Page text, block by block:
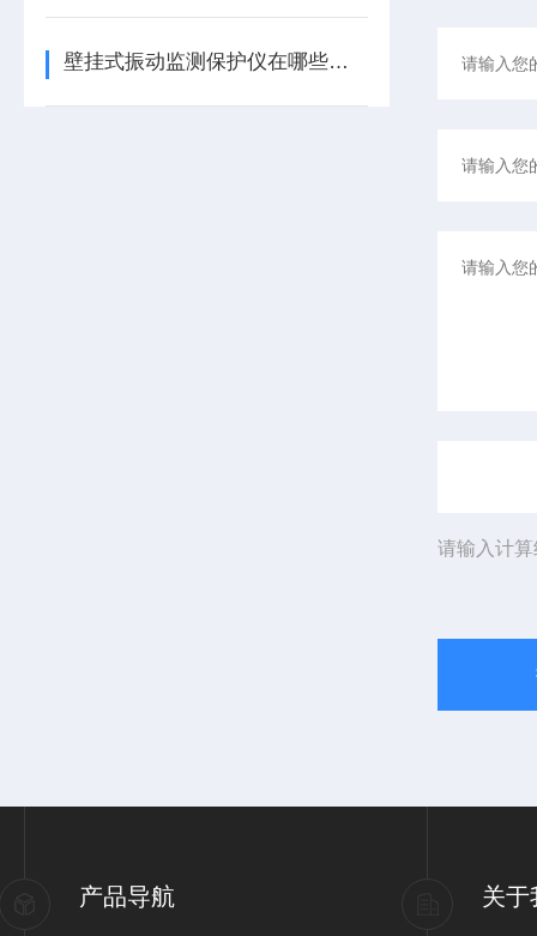
壁挂式振动监测保护仪在哪些领域有广泛应用？
请输入计
产品导航 关于